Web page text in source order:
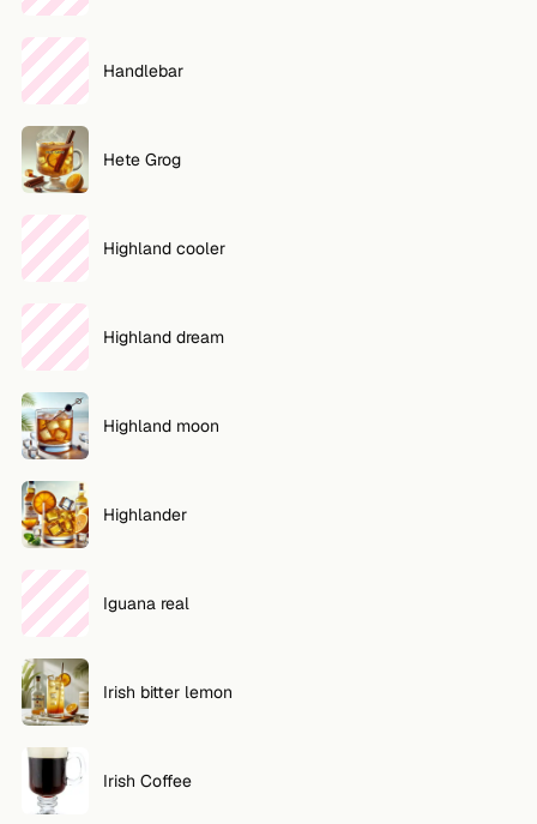
Handlebar
Hete Grog
Highland cooler
Highland dream
Highland moon
Highlander
Iguana real
Irish bitter lemon
Irish Coffee